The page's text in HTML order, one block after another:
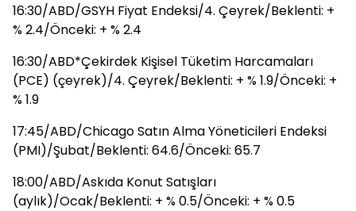
16:30/ABD/GSYH Fiyat Endeksi/4. Çeyrek/Beklenti: +
% 2.4/Önceki: + % 2.4
16:30/ABD*Çekirdek Kişisel Tüketim Harcamaları
(PCE) (çeyrek)/4. Çeyrek/Beklenti: + % 1.9/Önceki: +
% 1.9
17:45/ABD/Chicago Satın Alma Yöneticileri Endeksi
(PMI)/Şubat/Beklenti: 64.6/Önceki: 65.7
18:00/ABD/Askıda Konut Satışları
(aylık)/Ocak/Beklenti: + % 0.5/Önceki: + % 0.5